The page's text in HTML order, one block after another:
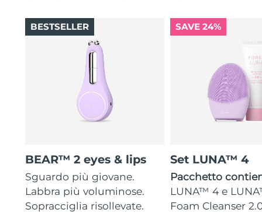
BEAR™ 2 eyes & lips
Sguardo più giovane.
Labbra più voluminose.
Sopracciglia risollevate.
BESTSELLER SAVE 24%
Set LUNA™ 4
Pacchetto
LUNA™ 4 e
Foam Cleanser